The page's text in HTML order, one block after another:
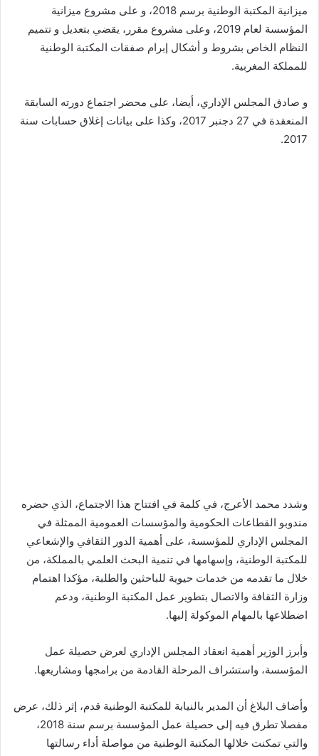
ميزانية المكتبة الوطنية برسم 2018، و على مشروع ميزانية
المؤسسة لعام 2019، وعلى مشروع مقرر، يقضي بتعديل و تتميم
النظام الخاص بشروط و أشكال إبرام صفقات المكتبة الوطنية
للمملكة المغربية.
و صادق المجلس الإداري، أيضا، على محضر اجتماع دورته السابقة
المنعقدة في 27 دجنبر 2017، وكذا على بيانات إغلاق حسابات سنة
2017.
وشدد محمد الأعرج، في كلمة في افتتاح هذا الاجتماع، الذي حضره
مندوبو القطاعات الحكومية والمؤسسات العمومية الممثلة في
المجلس الإداري للمؤسسة، على أهمية الدور الثقافي والإشعاعي
للمكتبة الوطنية، وإسهامها في تنمية البحث العلمي بالمملكة، من
خلال ما تقدمه من خدمات حيوية للباحثين والطلبة، مؤكدا اهتمام
وزارة الثقافة والاتصال بتطوير عمل المكتبة الوطنية، ودعم
اضطلاعها بالمهام الموكولة إليها.
وأبرز الوزير أهمية انعقاد المجلس الإداري لعرض حصيلة عمل
المؤسسة، واستشراف المرحلة القادمة من برامجها ومشاريعها.
وأضاف البلاغ أن المدير بالنيابة للمكتبة الوطنية قدم، إثر ذلك، عرض
مفصلا تطرق فيه إلى حصيلة عمل المؤسسة برسم سنة 2018،
والتي تمكنت خلالها المكتبة الوطنية من مواصلة أداء رسالتها